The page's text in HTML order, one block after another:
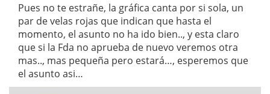
Pues no te estrañe, la gráfica canta por si sola, un
par de velas rojas que indican que hasta el
momento, el asunto no ha ido bien.., y esta claro
que si la Fda no aprueba de nuevo veremos otra
mas.., mas pequeña pero estará…, esperemos que
el asunto asi…